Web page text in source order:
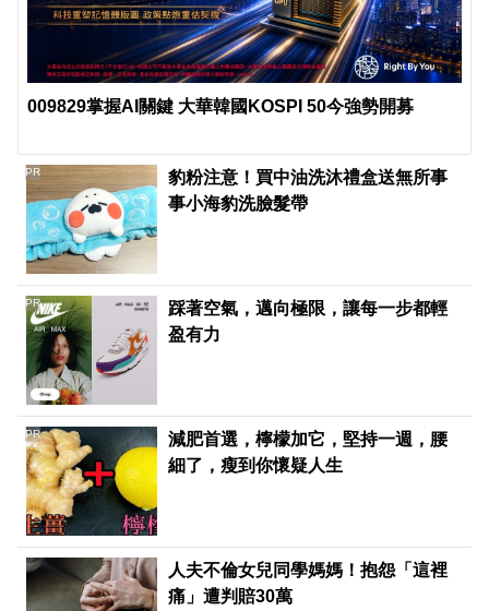
009829掌握AI關鍵 大華韓國KOSPI 50今強勢開募
豹粉注意！買中油洗沐禮盒送無所事
事小海豹洗臉髮帶
PR
踩著空氣，邁向極限，讓每一步都輕
盈有力
PR
減肥首選，檸檬加它，堅持一週，腰
細了，瘦到你懷疑人生
PR
人夫不倫女兒同學媽媽！抱怨「這裡
痛」遭判賠30萬